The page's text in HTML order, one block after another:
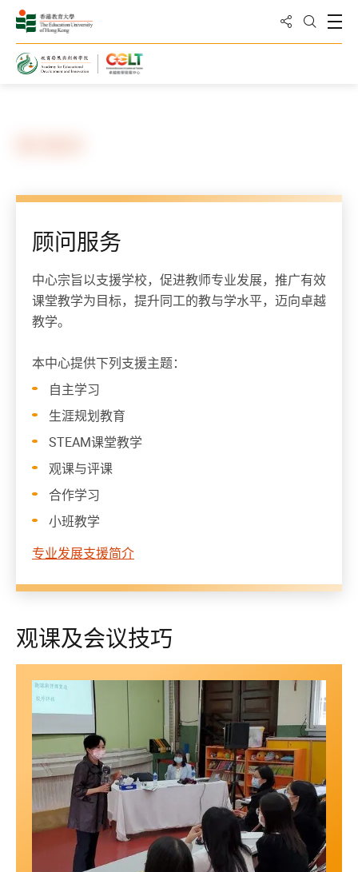
分享到打开搜
打
顾问服务
中心宗旨以支援学校，促进教师专业发展，推广有效
课堂教学为目标，提升同工的教与学水平，迈向卓越
教学。
本中心提供下列支援主题：
自主学习
生涯规划教育
STEAM课堂教学
观课与评课
合作学习
小班教学
专业发展支援简介
观课及会议技巧